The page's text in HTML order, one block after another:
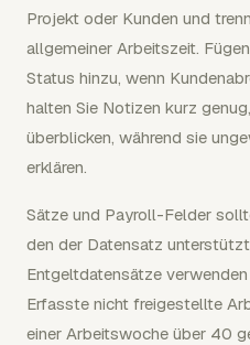
Projekt oder Kunden und
allgemeiner Arbeitszeit.
Status hinzu, wenn
halten Sie Notizen kurz
überblicken, während sie
erklären.
Sätze und Payroll-Felder
den der Datensatz
Entgeltdatensätze
Erfasste nicht freigestellte
einer Arbeitswoche über 40